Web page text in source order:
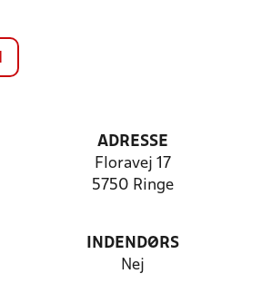
ADRESSE
Floravej 17
5750 Ringe
INDENDØRS
Nej